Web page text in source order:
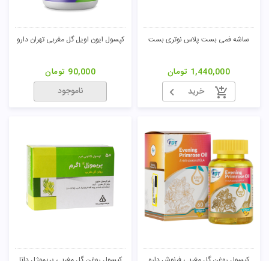
ساشه فمی بست پلاس نوتری بست
1,440,000 تومان
خرید
کپسول ایون اویل گل مغربی تهران دارو
90,000 تومان
ناموجود